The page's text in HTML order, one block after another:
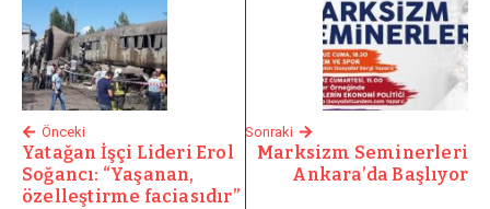
Önceki
Yatağan İşçi Lideri Erol
Soğancı: “Yaşanan,
özelleştirme faciasıdır”
Sonraki
Marksizm Seminerleri
Ankara’da Başlıyor